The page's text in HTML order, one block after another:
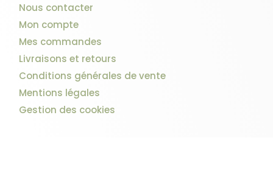
Nous contacter
Mon compte
Mes commandes
Livraisons et retours
Conditions générales de vente
Mentions légales
Gestion des cookies